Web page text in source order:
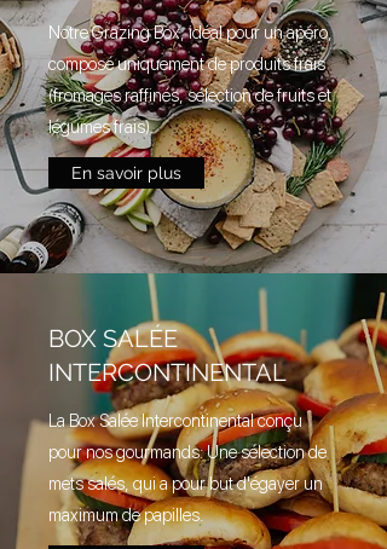
Notre Grazing Box, idéal pour un apéro,
composé uniquement de produits frais
(fromages raffinés, sélection de fruits et
légumes frais).
En savoir plus
BOX SALÉE
INTERCONTINENTAL
La Box Salée Intercontinental conçu
pour nos gourmands: Une sélection de
mets salés, qui a pour but d'égayer un
maximum de papilles.